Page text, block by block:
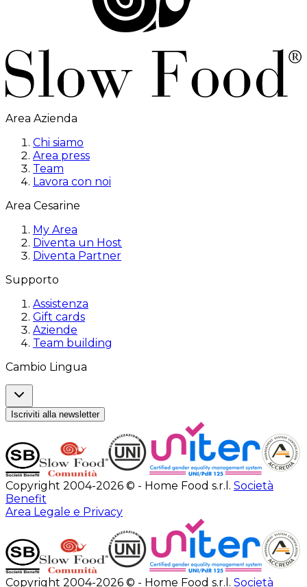
Area Azienda
Chi siamo
Area press
Team
Lavora con noi
Area Cesarine
My Area
Diventa un Host
Diventa Partner
Supporto
Assistenza
Gift cards
Aziende
Team building
Cambio Lingua
Iscriviti alla newsletter
Copyright 2004-2026 © - Home Food s.r.l. Società
Benefit
Area Legale e Privacy
Copyright 2004-2026 © - Home Food s.r.l. Società